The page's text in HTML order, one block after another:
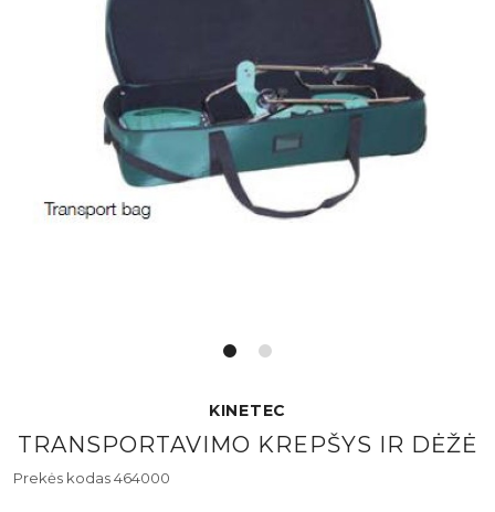
KINETEC
TRANSPORTAVIMO KREPŠYS IR DĖŽĖ
Prekės kodas 464000